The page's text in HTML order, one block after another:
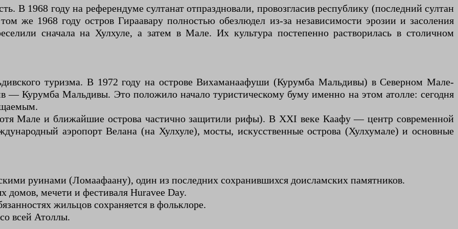
В 1968 году на референдуме султанат отпраздновали, провозгласив республику (последний султан
1968 году остров Гираавару полностью обезлюдел из-за независимости эрозии и засоления
сначала на Хулхуле, а затем в Мале. Их культура постепенно растворилась в столичном
туризма. В 1972 году на острове Вихаманаафуши (Курумба Мальдивы) в Северном Мале-
— Курумба Мальдивы. Это положило начало туристическому буму именно на этом атолле: сегодня
Мале и ближайшие острова частично защитили рифы). В XXI веке Каафу — центр современной
аэропорт Велана (на Хулхуле), мосты, искусственные острова (Хулхумале) и основные
руинами (Ломаафаану), один из последних сохранившихся доисламских памятников.
мечети и фестиваля Huravee Day.
жильцов сохраняется в фольклоре.
всей Атоллы.